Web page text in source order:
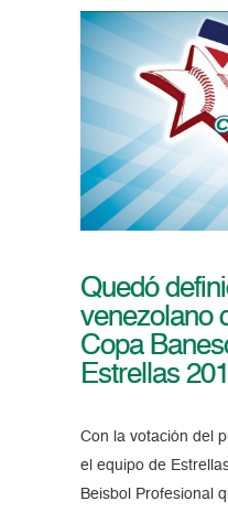
Quedó
venezolano
Copa
Estrellas
Con la votación del
el equipo de
Beisbol Profesional